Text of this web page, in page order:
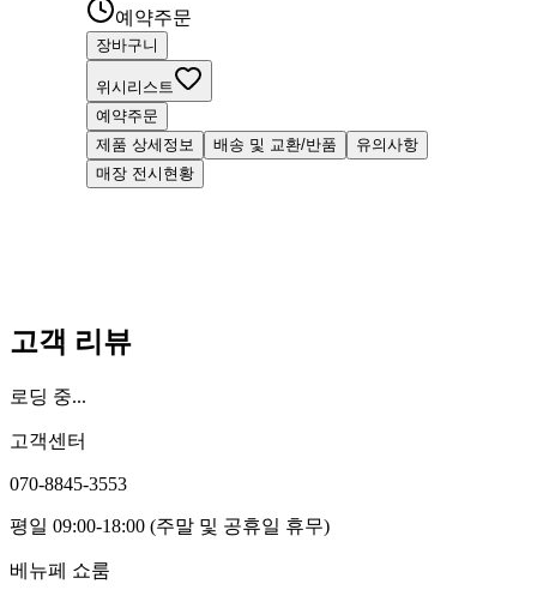
예약주문
장바구니
위시리스트
예약주문
제품 상세정보
배송 및 교환/반품
유의사항
매장 전시현황
고객 리뷰
로딩 중...
고객센터
070-8845-3553
평일 09:00-18:00 (주말 및 공휴일 휴무)
베뉴페 쇼룸